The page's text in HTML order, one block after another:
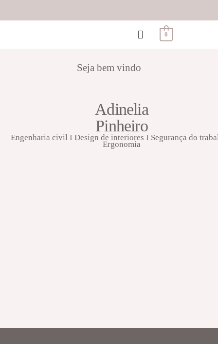
0
Seja bem vindo
Adinelia
Pinheiro
Engenharia civil I Design de interiores I Segurança do
Ergonomia